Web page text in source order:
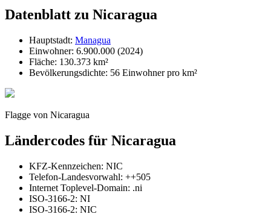
Datenblatt zu Nicaragua
Hauptstadt: Managua
Einwohner: 6.900.000 (2024)
Fläche: 130.373 km²
Bevölkerungsdichte: 56 Einwohner pro km²
Flagge von Nicaragua
Ländercodes für Nicaragua
KFZ-Kennzeichen: NIC
Telefon-Landesvorwahl: ++505
Internet Toplevel-Domain: .ni
ISO-3166-2: NI
ISO-3166-2: NIC